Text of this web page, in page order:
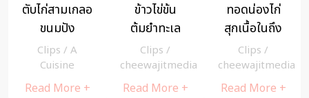
ตับไก่สามเกลอ
ขนมปัง
กระเทียม เมนู
สองสัญชาติที่
เข้ากันอย่าง
Clips / A
Cuisine
Read More +
ข้าวไข่ข้น
ต้มยำทะเล
เดือด อร่อย
แซ่บ นัว
Clips /
cheewajitmedia
Read More +
ทอดน่องไก่
สุกเนื้อในถึง
กระดูกไม่เกิน
10 นาที
Clips /
cheewajitmedia
Read More +